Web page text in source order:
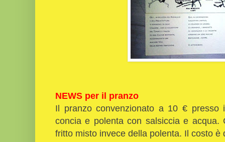
NEWS per il pranzo
Il pranzo convenzionato a 10 € presso
concia e polenta con salsiccia e
fritto misto invece della polenta. Il costo è